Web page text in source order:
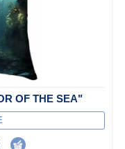
OF THE SEA"